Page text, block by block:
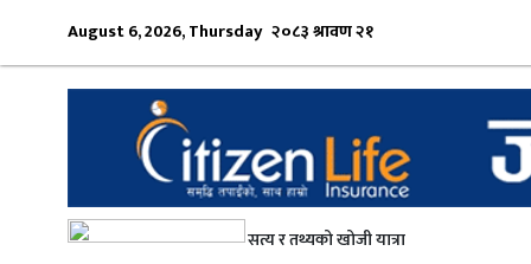
August 6, 2026, Thursday २०८३ श्रावण २१
सत्य र तथ्यको खोजी यात्रा